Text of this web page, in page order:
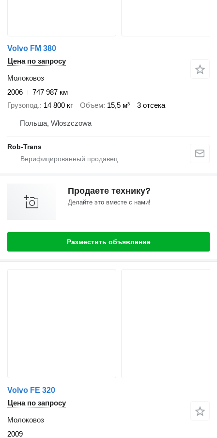
Volvo FM 380
Цена по запросу
Молоковоз
2006
747 987 км
Грузопод. 14 800 кг Объем 15,5 м³ 3 отсека
Польша, Włoszczowa
Rob-Trans
Продаете технику?
Делайте это вместе с нами!
Разместить объявление
Volvo FE 320
Цена по запросу
Молоковоз
2009